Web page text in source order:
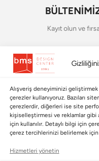
Alışveriş deneyiminizi
çerezler kullanıyoruz. Bazıları
çerezlerdir, diğerleri ise site
kişiselleştirmesi ve reklamlar
için kullanılır. Detaylı bilgi için
çerez tercihlerinizi belirlemek için
Hizmetleri yönetin
Kayıt olun ve